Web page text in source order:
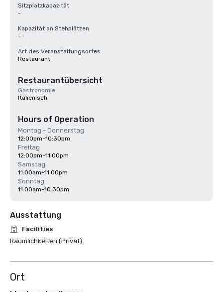
Sitzplatzkapazität
-
Kapazität an Stehplätzen
-
Art des Veranstaltungsortes
Restaurant
Restaurantübersicht
Gastronomie
Italienisch
Hours of Operation
Montag - Donnerstag
12:00pm-10:30pm
Freitag
12:00pm-11:00pm
Samstag
11:00am-11:00pm
Sonntag
11:00am-10:30pm
Ausstattung
Facilities
Räumlichkeiten (Privat)
Ort